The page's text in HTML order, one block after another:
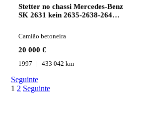
Stetter no chassi Mercedes-Benz
SK 2631 kein 2635-2638-2644-
20 000 €
Camião betoneira
1997 433 042 km
Seguinte
1 2 Seguinte